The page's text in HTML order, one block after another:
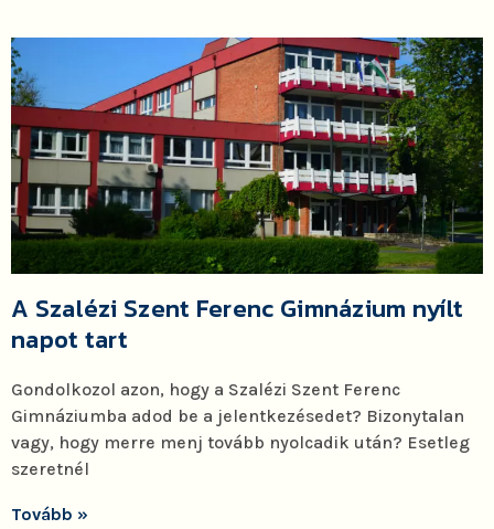
A Szalézi Szent Ferenc Gimnázium nyílt
napot tart
Gondolkozol azon, hogy a Szalézi Szent Ferenc
Gimnáziumba adod be a jelentkezésedet? Bizonytalan
vagy, hogy merre menj tovább nyolcadik után? Esetleg
szeretnél
Tovább »